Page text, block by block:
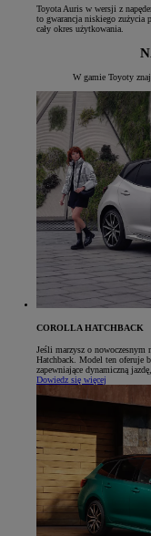
Toyota Auris w wersji z
to gwarancja niskiego zużycia
cały okres użytkowania.
W gamie Toyoty
COROLLA HATCHBACK
Jeśli marzysz o
Hatchback. Model ten oferuje
zapewniające dynamiczną
Dowiedz się więcej